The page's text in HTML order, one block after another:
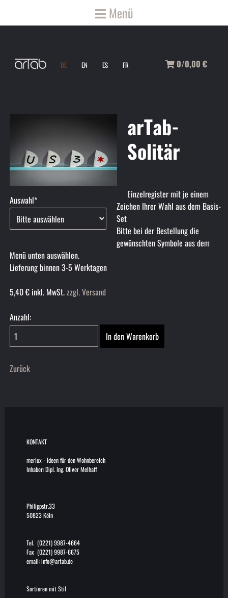
Menü
DE EN ES FR 0/0,00 €
Pflichtfeld
Auswahl*
arTab-
Solitär
Einzelregister mit je einem
Zeichen Ihrer Wahl aus dem Basis-
Set
Bitte bei der Bestellung die
gewünschten Symbole aus dem
Menü unten auswählen.
Lieferung binnen 3-5 Werktagen
5,40€inkl. MwSt.zzgl. Versand
Anzahl:
Zurück
KONTAKT
merlux-Ideen für den Wohnbereich
Inhaber: Dipl. Ing. Oliver Melhaff
Philippstr.33
50823 Köln
Tel. (0221) 9987-4664
Fax (0221) 9987-6675
email:info@artab.de
Sortieren mit Stil